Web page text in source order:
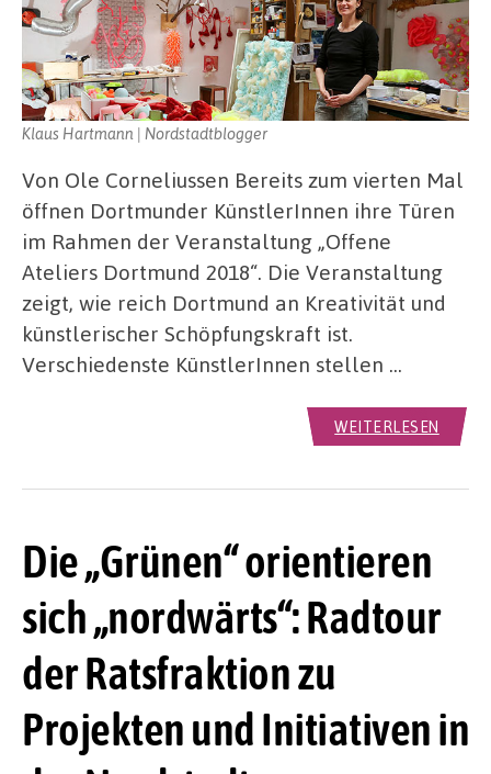
Klaus Hartmann | Nordstadtblogger
Von Ole Corneliussen Bereits zum vierten Mal
öffnen Dortmunder KünstlerInnen ihre Türen
im Rahmen der Veranstaltung „Offene
Ateliers Dortmund 2018“. Die Veranstaltung
zeigt, wie reich Dortmund an Kreativität und
künstlerischer Schöpfungskraft ist.
Verschiedenste KünstlerInnen stellen …
WEITERLESEN
Die „Grünen“ orientieren
sich „nordwärts“: Radtour
der Ratsfraktion zu
Projekten und Initiativen in